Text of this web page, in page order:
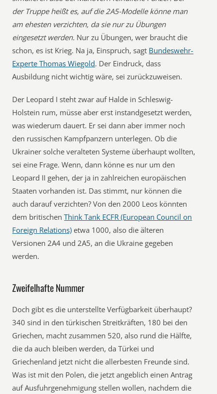
der Truppe heißt es, auf die 2A5-Modelle könne man
am ehesten verzichten, da sie nur zu Übungen
eingesetzt werden. Nur zu Übungen, wer braucht die
schon, es ist Krieg. Na ja, Einspruch, sagt Bundeswehr-
Experte Thomas Wiegold. Der Eindruck, dass
Ausbildung nicht wichtig wäre, sei zurückzuweisen.
Der Leopard I steht zwar auf Halde in Schleswig-
Holstein rum, müsse aber erst instandgesetzt werden,
was wiederum dauert. Er sei dann aber immer noch
den russischen Kampfpanzern unterlegen. Ob die
Ukrainer solche veralteten Systeme überhaupt wollten,
sei eine Frage. Wenn, dann könne es nur um den
Leopard II gehen, der ja in zahlreichen europäischen
Staaten vorhanden ist. Das stimmt, nur können die
auch darauf verzichten? Von den 2000 Leos könnten
dem britischenThink Tank ECFR (European Council on
Foreign Relations) etwa 1000, also die älteren
Versionen 2A4 und 2A5, an die Ukraine gegeben
werden.
Zweifelhafte Nummer
Doch gibt es die unterstellte Verfügbarkeit überhaupt?
340 sind in den türkischen Streitkräften, 180 bei den
Griechen, macht zusammen 520, also rund die Hälfte,
die da auch bleiben werden, da Türkei und
Griechenland jetzt nicht die allerbesten Freunde sind.
Was ist mit den Polen, die jetzt angeblich einen Antrag
auf Ausfuhrgenehmigung stellen wollen, nachdem die